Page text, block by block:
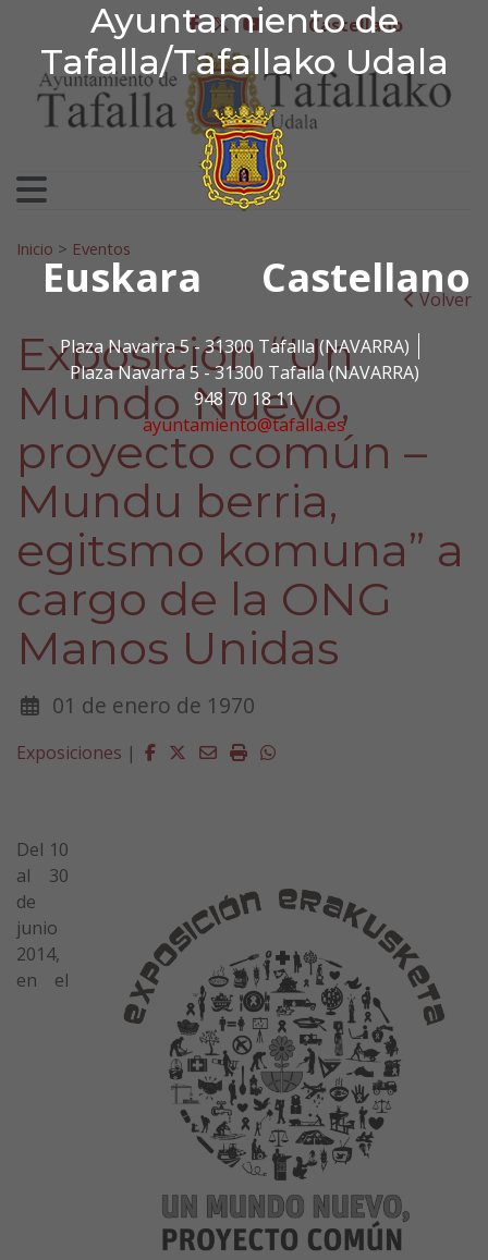
Ayuntamiento de
Tafalla/Tafallako Udala
Euskara Castellano
Plaza Navarra 5 - 31300 Tafalla (NAVARRA)
Plaza Navarra 5 - 31300 Tafalla (NAVARRA)
948 70 18 11
ayuntamiento@tafalla.es
Ir al contenido
Ayuntamiento de
facebook
twitter
youtubeCastellano
Search for:
Inicio > Eventos
Volver
Exposición “Un
Mundo Nuevo,
proyecto común –
Mundu berria,
egitsmo komuna” a
cargo de la ONG
Manos Unidas
01 de enero de 1970
Exposiciones | Facebook
Twitter
EmailImprimirWhatsapp
Del 10
al 30
de
junio
2014,
en el